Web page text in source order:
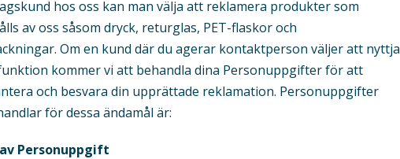
hos oss kan man välja att reklamera produkter som
av oss såsom dryck, returglas, PET-flaskor och
Om en kund där du agerar kontaktperson väljer att nyttja
kommer vi att behandla dina Person­uppgifter för att
och besvara din upprättade reklamation. Personuppgifter
för dessa ändamål är:
Personuppgift